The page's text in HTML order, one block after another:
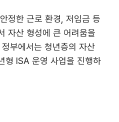
정한 근로 환경, 저임금 등
자산 형성에 큰 어려움을
부에서는 청년층의 자산
형 ISA 운영 사업을 진행하